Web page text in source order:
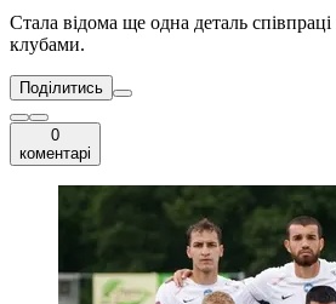
Стала відома ще одна деталь
клубами.
Поділитись
0
коментарі